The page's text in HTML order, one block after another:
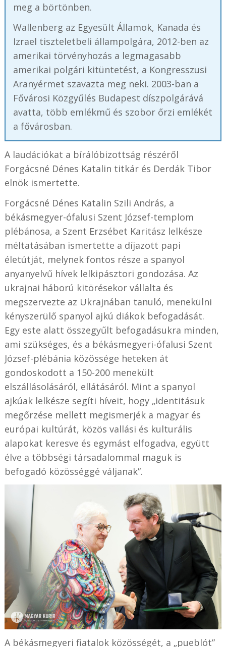
meg a börtönben.
Wallenberg az Egyesült Államok, Kanada és
Izrael tiszteletbeli állampolgára, 2012-ben az
amerikai törvényhozás a legmagasabb
amerikai polgári kitüntetést, a Kongresszusi
Aranyérmet szavazta meg neki. 2003-ban a
Fővárosi Közgyűlés Budapest díszpolgárává
avatta, több emlékmű és szobor őrzi emlékét
a fővárosban.
A laudációkat a bírálóbizottság részéről
Forgácsné Dénes Katalin titkár és Derdák Tibor
elnök ismertette.
Forgácsné Dénes Katalin Szili András, a
békásmegyer-ófalusi Szent József-templom
plébánosa, a Szent Erzsébet Karitász lelkésze
méltatásában ismertette a díjazott papi
életútját, melynek fontos része a spanyol
anyanyelvű hívek lelkipásztori gondozása. Az
ukrajnai háború kitörésekor vállalta és
megszervezte az Ukrajnában tanuló, menekülni
kényszerülő spanyol ajkú diákok befogadását.
Egy este alatt összegyűlt befogadásukra minden,
ami szükséges, és a békásmegyeri-ófalusi Szent
József-plébánia közössége heteken át
gondoskodott a 150-200 menekült
elszállásolásáról, ellátásáról. Mint a spanyol
ajkúak lelkésze segíti híveit, hogy „identitásuk
megőrzése mellett megismerjék a magyar és
európai kultúrát, közös vallási és kulturális
alapokat keresve és egymást elfogadva, együtt
élve a többségi társadalommal maguk is
befogadó közösséggé váljanak”.
A békásmegyeri fiatalok közösségét, a „pueblót”